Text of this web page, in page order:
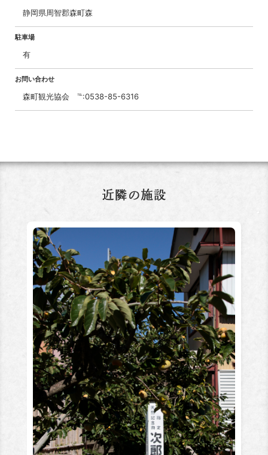
静岡県周智郡森町森
駐車場
有
お問い合わせ
森町観光協会 ℡:0538-85-6316